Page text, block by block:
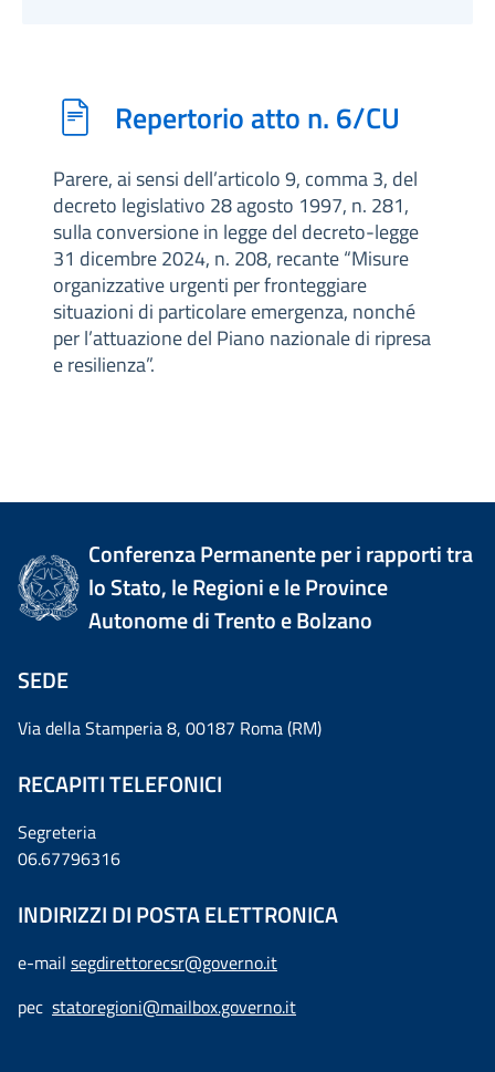
Repertorio atto n. 6/CU
Parere, ai sensi dell’articolo 9, comma 3, del
decreto legislativo 28 agosto 1997, n. 281,
sulla conversione in legge del decreto-legge
31 dicembre 2024, n. 208, recante “Misure
organizzative urgenti per fronteggiare
situazioni di particolare emergenza, nonché
per l’attuazione del Piano nazionale di ripresa
e resilienza”.
Conferenza Permanente per i rapporti tra
lo Stato, le Regioni e le Province
Autonome di Trento e Bolzano
SEDE
Via della Stamperia 8, 00187 Roma (RM)
RECAPITI TELEFONICI
Segreteria
06.67796316
INDIRIZZI DI POSTA ELETTRONICA
e-mail segdirettorecsr@governo.it
pec statoregioni@mailbox.governo.it